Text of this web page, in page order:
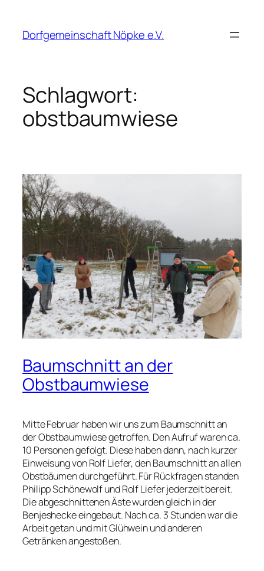
springen
Dorfgemeinschaft Nöpke e.V.
Schlagwort:
obstbaumwiese
Baumschnitt an der
Obstbaumwiese
Mitte Februar haben wir uns zum Baumschnitt an
der Obstbaumwiese getroffen. Den Aufruf waren ca.
10 Personen gefolgt. Diese haben dann, nach kurzer
Einweisung von Rolf Liefer, den Baumschnitt an allen
Obstbäumen durchgeführt. Für Rückfragen standen
Philipp Schönewolf und Rolf Liefer jederzeit bereit.
Die abgeschnittenen Äste wurden gleich in der
Benjeshecke eingebaut. Nach ca. 3 Stunden war die
Arbeit getan und mit Glühwein und anderen
Getränken angestoßen.